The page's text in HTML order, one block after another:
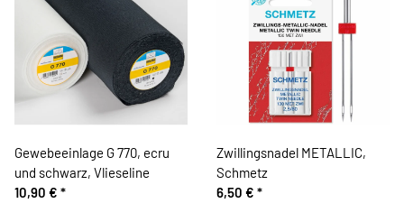
Gewebeeinlage G 770, ecru
und schwarz, Vlieseline
10,90 € *
Zwillingsnadel METALLIC,
Schmetz
6,50 € *